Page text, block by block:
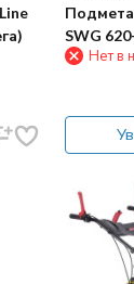
SWG
Нет в